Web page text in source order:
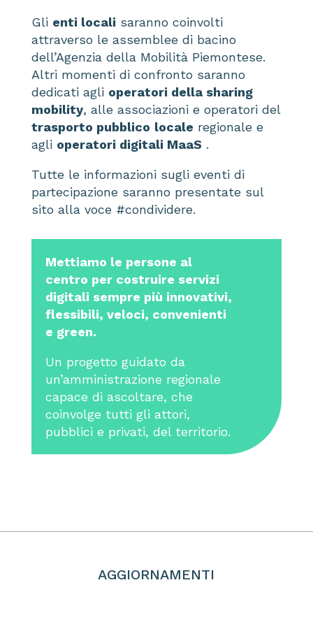
Gli enti locali saranno coinvolti
attraverso le assemblee di bacino
dell’Agenzia della Mobilità Piemontese.
Altri momenti di confronto saranno
dedicati agli operatori della sharing
mobility, alle associazioni e operatori del
trasporto pubblico locale regionale e
agli operatori digitali MaaS .
Tutte le informazioni sugli eventi di
partecipazione saranno presentate sul
sito alla voce #condividere.
Mettiamo le persone al
centro per costruire servizi
digitali sempre più innovativi,
flessibili, veloci, convenienti
e green.
Un progetto guidato da
un’amministrazione regionale
capace di ascoltare, che
coinvolge tutti gli attori,
pubblici e privati, del territorio.
AGGIORNAMENTI